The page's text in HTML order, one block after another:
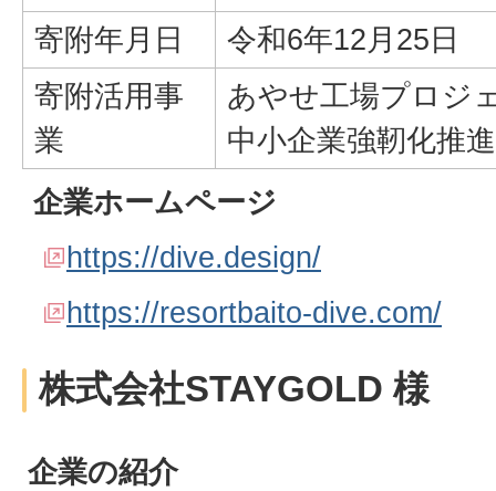
寄附年月日
令和6年12月25日
寄附活用事
業
あやせ工場プロジ
中小企業強靭化推
企業ホームページ
https://dive.design/
https://resortbaito-dive.com/
株式会社STAYGOLD 様
企業の紹介